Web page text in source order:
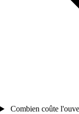
Combien coûte